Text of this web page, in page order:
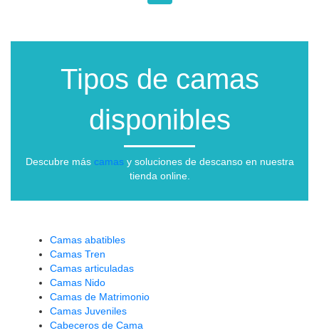
Tipos de camas
disponibles
Descubre más camas y soluciones de descanso en nuestra
tienda online.
Camas abatibles
Camas Tren
Camas articuladas
Camas Nido
Camas de Matrimonio
Camas Juveniles
Cabeceros de Cama